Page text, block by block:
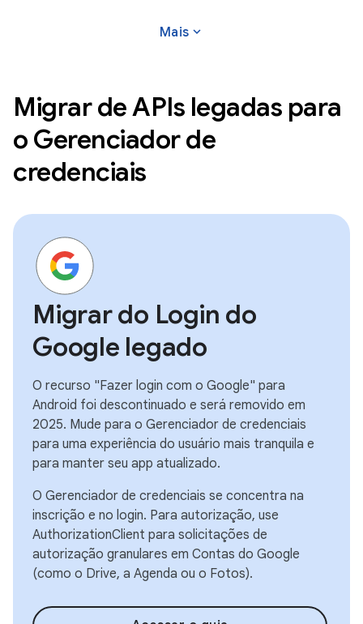
Mais expand_more
Migrar de APIs legadas para
o Gerenciador de
credenciais
Migrar do Login do
Google legado
O recurso "Fazer login com o Google" para
Android foi descontinuado e será removido em
2025. Mude para o Gerenciador de credenciais
para uma experiência do usuário mais tranquila e
para manter seu app atualizado.
O Gerenciador de credenciais se concentra na
inscrição e no login. Para autorização, use
AuthorizationClient para solicitações de
autorização granulares em Contas do Google
(como o Drive, a Agenda ou o Fotos).